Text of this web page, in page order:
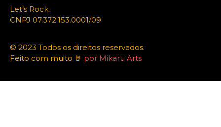
Let’s Rock
CNPJ 07.372.153.0001/09
© 2023 Todos os direitos reservados.
Feito com muito 🤘 por Mikaru Arts